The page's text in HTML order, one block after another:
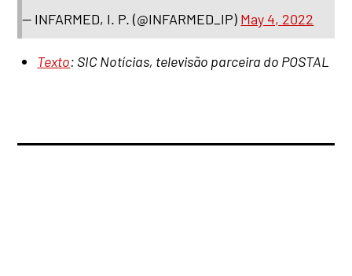
— INFARMED, I. P. (@INFARMED_IP) May 4, 2022
Texto: SIC Notícias, televisão parceira do POSTAL